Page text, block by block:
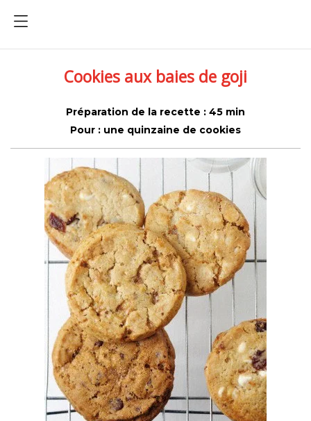
Cookies aux baies de goji
Préparation de la recette : 45 min
Pour : une quinzaine de cookies